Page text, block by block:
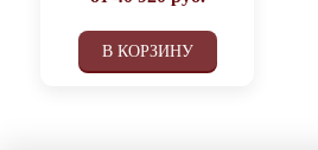
В КОРЗИНУ